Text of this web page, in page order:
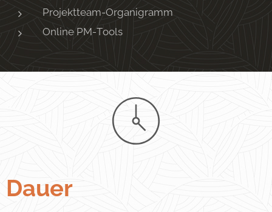
Projektteam-Organigramm
Online PM-Tools
Dauer